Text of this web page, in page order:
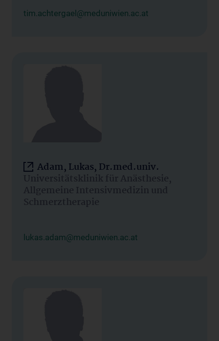
tim.achtergael@meduniwien.ac.at
Adam, Lukas, Dr.med.univ.
Universitätsklinik für Anästhesie,
Allgemeine Intensivmedizin und
Schmerztherapie
lukas.adam@meduniwien.ac.at